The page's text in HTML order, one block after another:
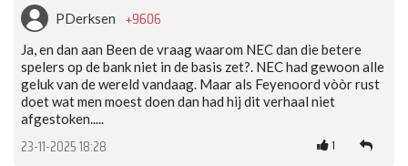
PDerksen +9606
Ja, en dan aan Been de vraag waarom NEC dan die betere
spelers op de bank niet in de basis zet?. NEC had gewoon alle
geluk van de wereld vandaag. Maar als Feyenoord vòòr rust
doet wat men moest doen dan had hij dit verhaal niet
afgestoken.....
23-11-2025 18:28 1